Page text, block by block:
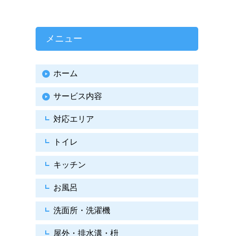
メニュー
ホーム
サービス内容
対応エリア
トイレ
キッチン
お風呂
洗面所・洗濯機
屋外・排水溝・枡